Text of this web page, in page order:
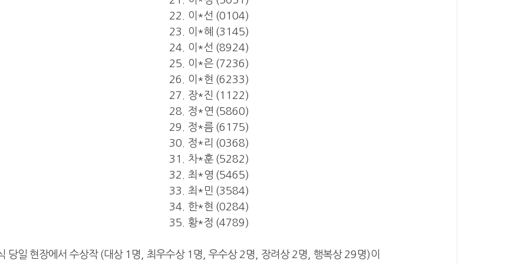
22.
이 *선 (0104)
23.
이 *혜 (3145)
24.
이 *선 (8924)
25.
이 *은 (7236)
26.
이 *현 (6233)
27. 장*진 (1122)
28. 정* 연 (5860)
29. 정*름 (6175)
30. 정* 리 (0368)
31. 차*훈 (5282)
32.최 * 영 (5465)
33.최 * 민 (3584)
34. 한*현 (0284)
35. 황*정 (4789)
당일 현장에서 수상작 (대상 1 명 최우수상 1 명 우수상 2 명 장려상 2 명 행복상 29 명) 이